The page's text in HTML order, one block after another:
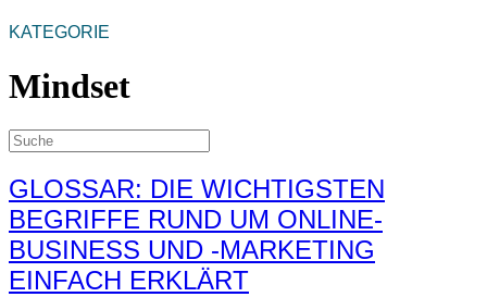
KATEGORIE
Mindset
GLOSSAR: DIE WICHTIGSTEN
BEGRIFFE RUND UM ONLINE-
BUSINESS UND -MARKETING
EINFACH ERKLÄRT